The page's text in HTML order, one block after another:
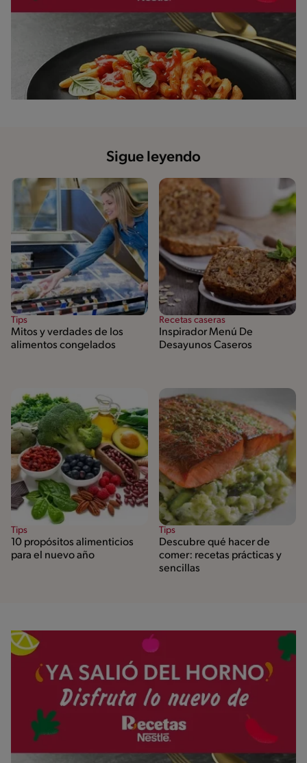
Sigue leyendo
Tips
Mitos y verdades de los
alimentos congelados
Recetas caseras
Inspirador Menú De
Desayunos Caseros
Tips
10 propósitos alimenticios
para el nuevo año
Tips
Descubre qué hacer de
comer: recetas prácticas y
sencillas